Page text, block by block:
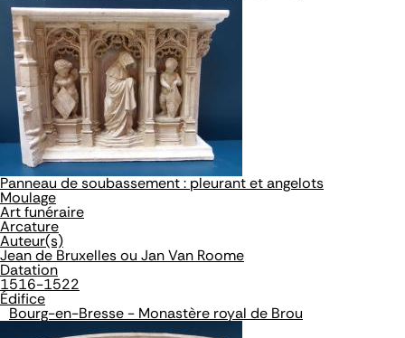
Panneau de soubassement : pleurant et angelots
Moulage
Art funéraire
Arcature
Auteur(s)
Jean de Bruxelles ou Jan Van Roome
Datation
1516-1522
Édifice
Bourg-en-Bresse - Monastère royal de Brou